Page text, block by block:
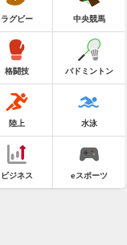
ラグビー 中央競馬
格闘技 バドミントン
陸上 水泳
ビジネス eスポーツ